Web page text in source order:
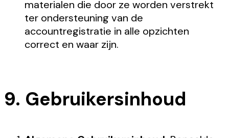
materialen die door ze worden verstrekt
ter ondersteuning van de
accountregistratie in alle opzichten
correct en waar zijn.
9. Gebruikersinhoud